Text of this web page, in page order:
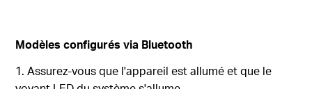
Modèles configurés via Bluetooth
1. Assurez-vous que l'appareil est allumé et que le